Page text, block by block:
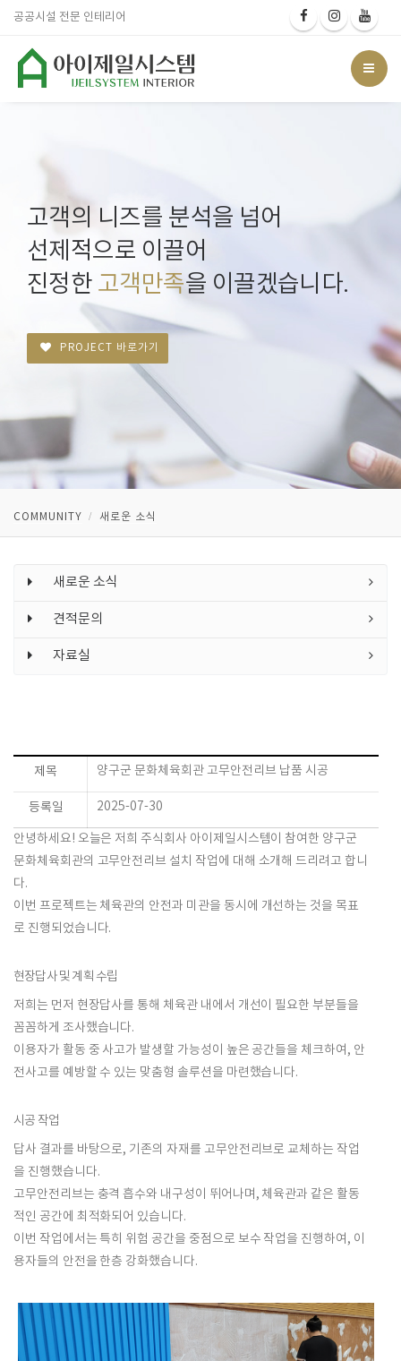
공공시설 전문 인테리어
고객의 니즈를 분석을 넘어
선제적으로 이끌어
진정한 고객만족을 이끌겠습니다.
PROJECT 바로가기
COMMUNITY 새로운 소식
새로운 소식
견적문의
자료실
제목 양구군 문화체육회관 고무안전리브 납품 시공
등록일 2025-07-30
안녕하세요! 오늘은 저희주식회사 아이제일시스템이 참여한 양구군
문화체육회관의 고무안전리브 설치 작업에 대해 소개해 드리려고 합니
다.
이번 프로젝트는 체육관의 안전과 미관을 동시에 개선하는 것을 목표
로 진행되었습니다.
현장답사 및 계획 수립
저희는 먼저 현장답사를 통해 체육관 내에서 개선이 필요한 부분들을
꼼꼼하게 조사했습니다.
이용자가 활동 중 사고가 발생할 가능성이 높은 공간들을 체크하여, 안
전사고를 예방할 수 있는 맞춤형 솔루션을 마련했습니다.
시공 작업
답사 결과를 바탕으로, 기존의 자재를 고무안전리브로 교체하는 작업
을 진행했습니다.
고무안전리브는 충격 흡수와 내구성이 뛰어나며, 체육관과 같은 활동
적인 공간에 최적화되어 있습니다.
이번 작업에서는 특히 위험 공간을 중점으로 보수 작업을 진행하여, 이
용자들의 안전을 한층 강화했습니다.